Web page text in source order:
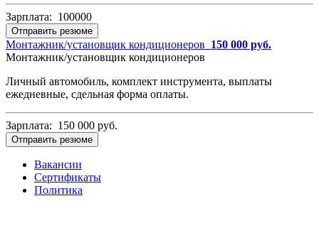
Зарплата: 100000
Отправить резюме
Монтажник/установщик кондиционеров 150 000 руб.
Монтажник/установщик кондиционеров
Личный автомобиль, комплект инструмента, выплаты
ежедневные, сдельная форма оплаты.
Зарплата: 150 000 руб.
Отправить резюме
Вакансии
Сертификаты
Политика